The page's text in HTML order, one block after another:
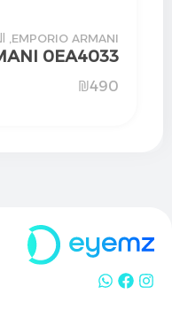
EMPORIO ARMANI
,
0EA4033
₪490